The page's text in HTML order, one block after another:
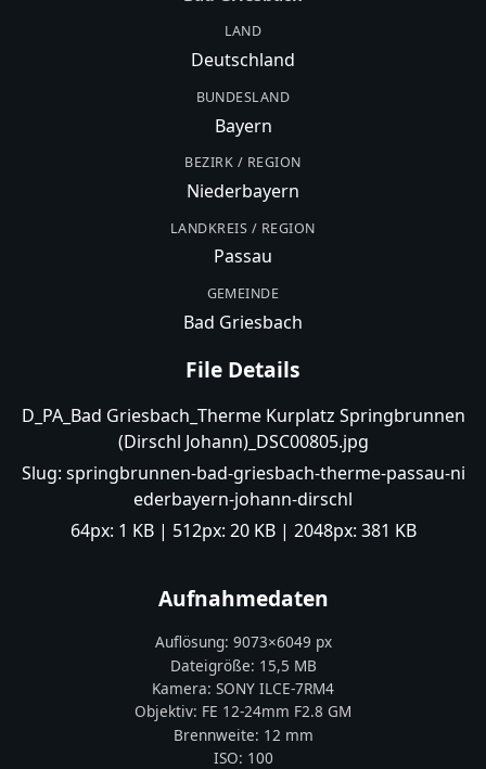
LAND
Deutschland
BUNDESLAND
Bayern
BEZIRK / REGION
Niederbayern
LANDKREIS / REGION
Passau
GEMEINDE
Bad Griesbach
File Details
D_PA_Bad Griesbach_Therme Kurplatz Springbrunnen
(Dirschl Johann)_DSC00805.jpg
Slug: springbrunnen-bad-griesbach-therme-passau-ni
ederbayern-johann-dirschl
64px: 1 KB| 512px: 20 KB| 2048px: 381 KB
Aufnahmedaten
Auflösung: 9073×6049 px
Dateigröße: 15,5 MB
Kamera: SONY ILCE-7RM4
Objektiv: FE 12-24mm F2.8 GM
Brennweite: 12 mm
ISO: 100